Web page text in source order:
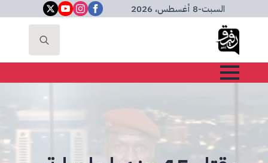
السبت-8 أغسطس، 2026
Search